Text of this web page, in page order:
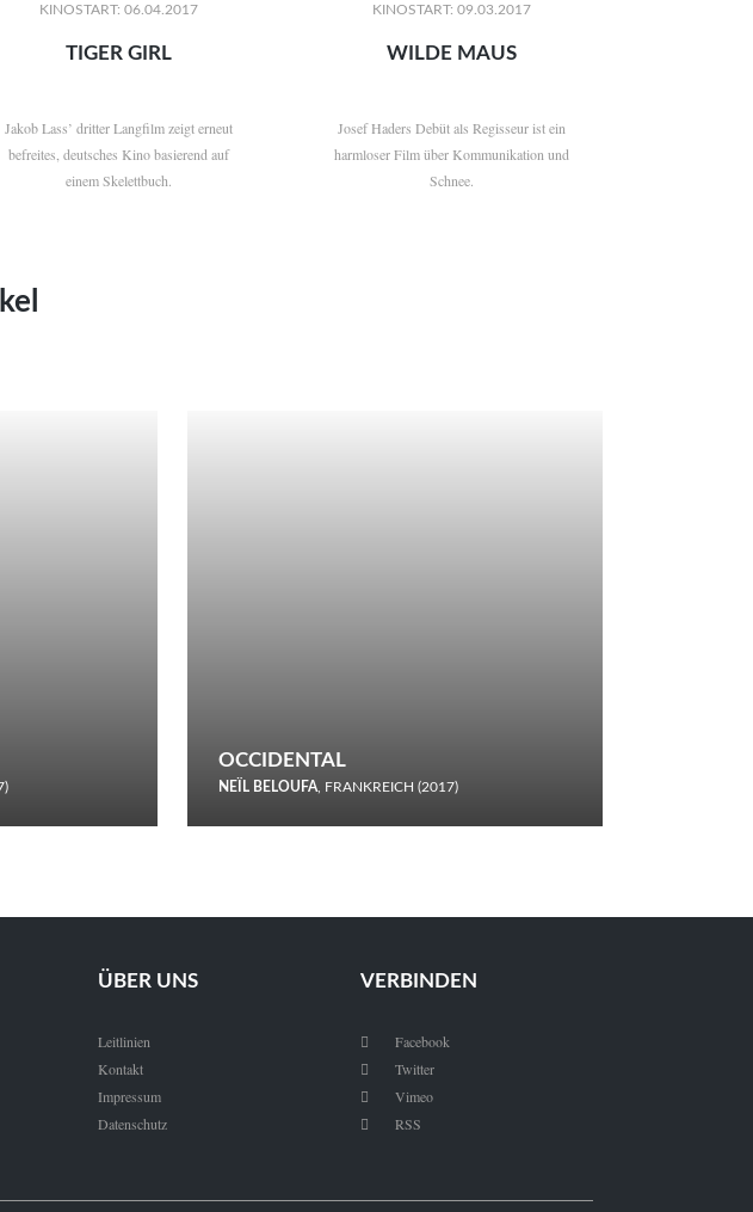
KINOSTART: 06.04.2017
TIGER GIRL
Jakob Lass’ dritter Langfilm zeigt erneut
befreites, deutsches Kino basierend auf
einem Skelettbuch.
KINOSTART: 09.03.2017
WILDE MAUS
Josef Haders Debüt als Regisseur ist ein
harmloser Film über Kommunikation und
Schnee.
OCCIDENTAL
NEÏL BELOUFA, FRANKREICH (2017)
ÜBER UNS
Leitlinien
Kontakt
Impressum
Datenschutz
VERBINDEN
 Facebook
 Twitter
 Vimeo
 RSS